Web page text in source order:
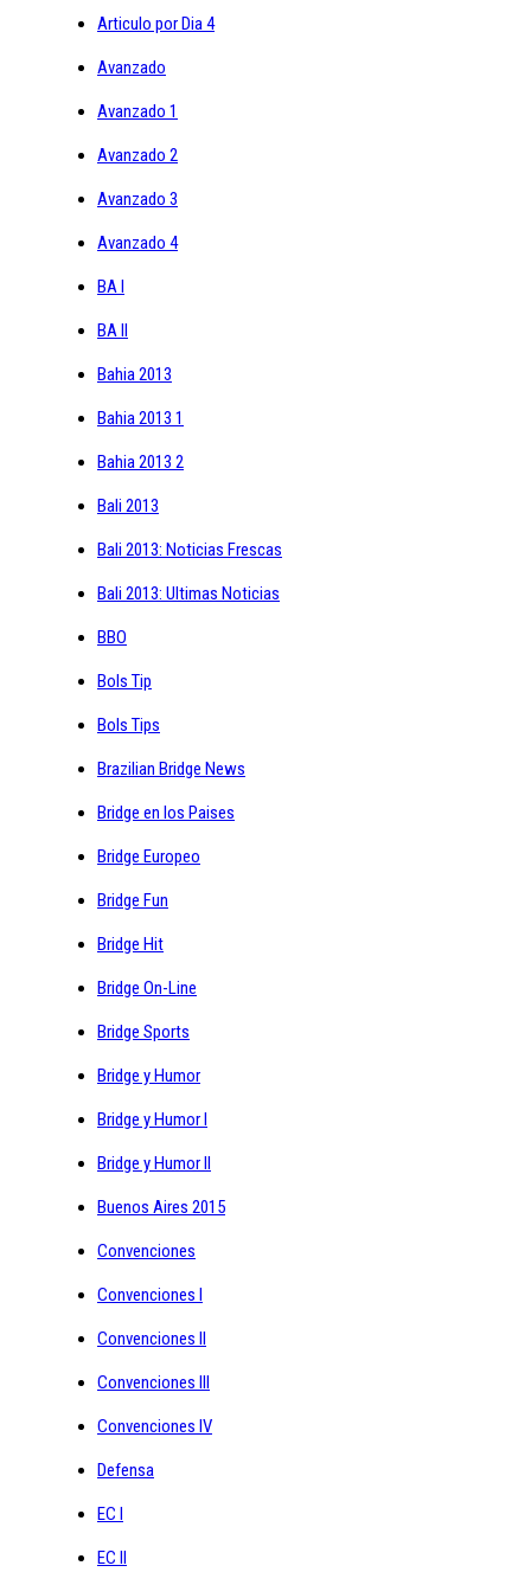
Articulo por Dia 4
Avanzado
Avanzado 1
Avanzado 2
Avanzado 3
Avanzado 4
BA I
BA II
Bahia 2013
Bahia 2013 1
Bahia 2013 2
Bali 2013
Bali 2013: Noticias Frescas
Bali 2013: Ultimas Noticias
BBO
Bols Tip
Bols Tips
Brazilian Bridge News
Bridge en los Paises
Bridge Europeo
Bridge Fun
Bridge Hit
Bridge On-Line
Bridge Sports
Bridge y Humor
Bridge y Humor I
Bridge y Humor II
Buenos Aires 2015
Convenciones
Convenciones I
Convenciones II
Convenciones III
Convenciones IV
Defensa
EC I
EC II